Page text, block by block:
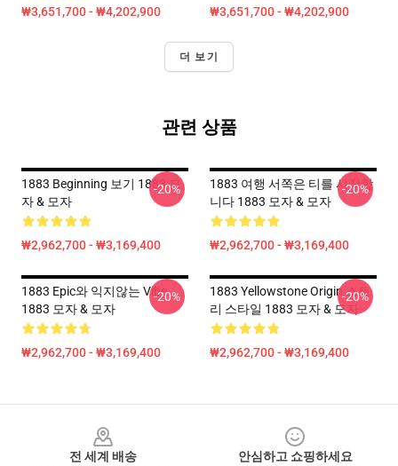
₩3,651,700 - ₩4,202,900 ₩3,651,700 - ₩4,202,900
더 보기
관련 상품
1883 Beginning 보기 1883 모
자 & 모자
₩2,962,700 - ₩3,169,400
-20%
1883 여행 서쪽은 티를 시작합
니다 1883 모자 & 모자
₩2,962,700 - ₩3,169,400
-20%
1883 Epic와 익지않는 Vibe
1883 모자 & 모자
₩2,962,700 - ₩3,169,400
-20%
1883 Yellowstone Origin 스토
리 스타일 1883 모자 & 모자
₩2,962,700 - ₩3,169,400
-20%
전 세계 배송
안심하고 쇼핑하세요